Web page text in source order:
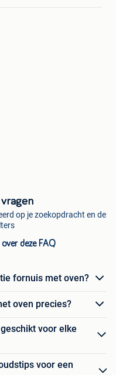
op je zoekopdracht en de
deze FAQ
fornuis met oven?
oven precies?
voor elke
voor een